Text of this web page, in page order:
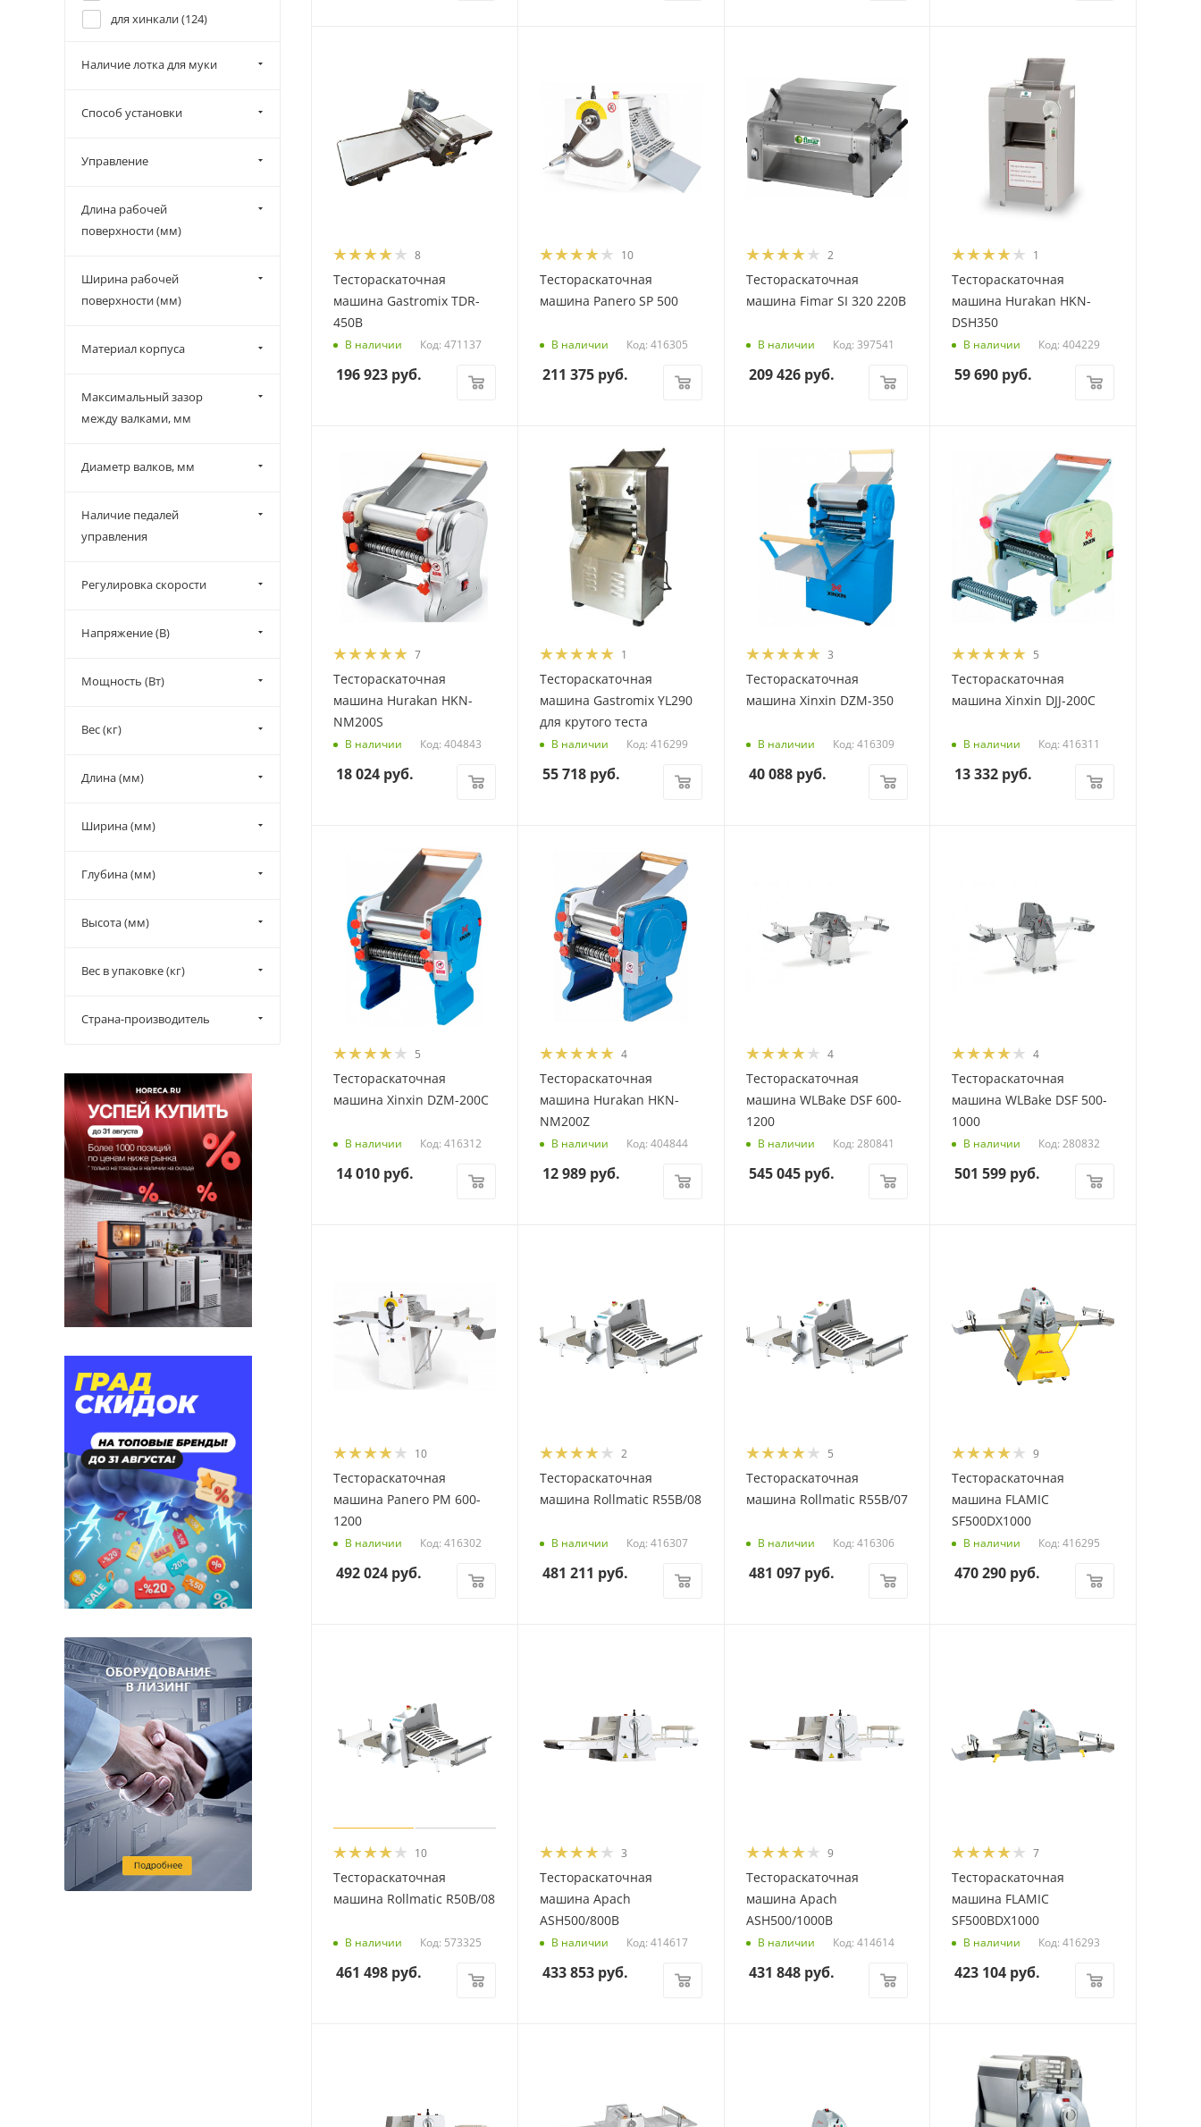
8
Тестораскаточная
машина Gastromix TDR-
450B
В наличии Код: 471137
196 923 руб.
10
Тестораскаточная
машина Panero SP 500
В наличии Код: 416305
211 375руб.
2
Тестораскаточная
машина Fimar SI 320 220В
В наличии Код: 397541
209 426руб.
1
Тестораскаточная
машина Hurakan HKN-
DSH350
В наличии Код: 404229
59 690 руб.
7
Тестораскаточная
машина Hurakan HKN-
NM200S
В наличии Код: 404843
18 024 руб.
1
Тестораскаточная
машина Gastromix YL290
для крутого теста
В наличии Код: 416299
55 718руб.
3
Тестораскаточная
машина Xinxin DZM-350
В наличии Код: 416309
40 088руб.
5
Тестораскаточная
машина Xinxin DJJ-200C
В наличии Код: 416311
13 332 руб.
5
Тестораскаточная
машина Xinxin DZM-200C
В наличии Код: 416312
14 010 руб.
4
Тестораскаточная
машина Hurakan HKN-
NM200Z
В наличии Код: 404844
12 989руб.
4
Тестораскаточная
машина WLBake DSF 600-
1200
В наличии Код: 280841
545 045руб.
4
Тестораскаточная
машина WLBake DSF 500-
1000
В наличии Код: 280832
501 599 руб.
10
Тестораскаточная
машина Panero PM 600-
1200
В наличии Код: 416302
492 024 руб.
2
Тестораскаточная
машина Rollmatic R55B/08
В наличии Код: 416307
481 211 руб.
5
Тестораскаточная
машина Rollmatic R55B/07
В наличии Код: 416306
481 097руб.
9
Тестораскаточная
машина FLAMIC
SF500DX1000
В наличии Код: 416295
470 290 руб.
10
Тестораскаточная
машина Rollmatic R50В/08
В наличии Код: 573325
461 498 руб.
3
Тестораскаточная
машина Apach
ASH500/800B
В наличии Код: 414617
433 853руб.
9
Тестораскаточная
машина Apach
ASH500/1000B
В наличии Код: 414614
431 848руб.
7
Тестораскаточная
машина FLAMIC
SF500BDX1000
В наличии Код: 416293
423 104 руб.
для хинкали (124)
для чебуреков, ( 1)
Наличие лотка для муки
Способ установки
Управление
Длина рабочей
поверхности (мм)
Ширина рабочей
поверхности (мм)
Материал корпуса
Максимальный зазор
между валками, мм
Диаметр валков, мм
Наличие педалей
управления
Регулировка скорости
Напряжение (В)
Мощность (Вт)
Вес (кг)
Длина (мм)
Ширина (мм)
Глубина (мм)
Высота (мм)
Вес в упаковке (кг)
Страна-производитель